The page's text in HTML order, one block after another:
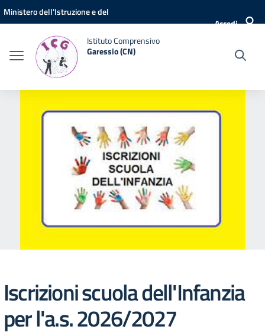
Vai ai contenuti
Vai al menu di navigazione
Vai al footer
Ministero dell'Istruzione e del
Accedi
Istituto Comprensivo
Garessio (CN)
Iscrizioni scuola dell'Infanzia
per l'a.s. 2026/2027